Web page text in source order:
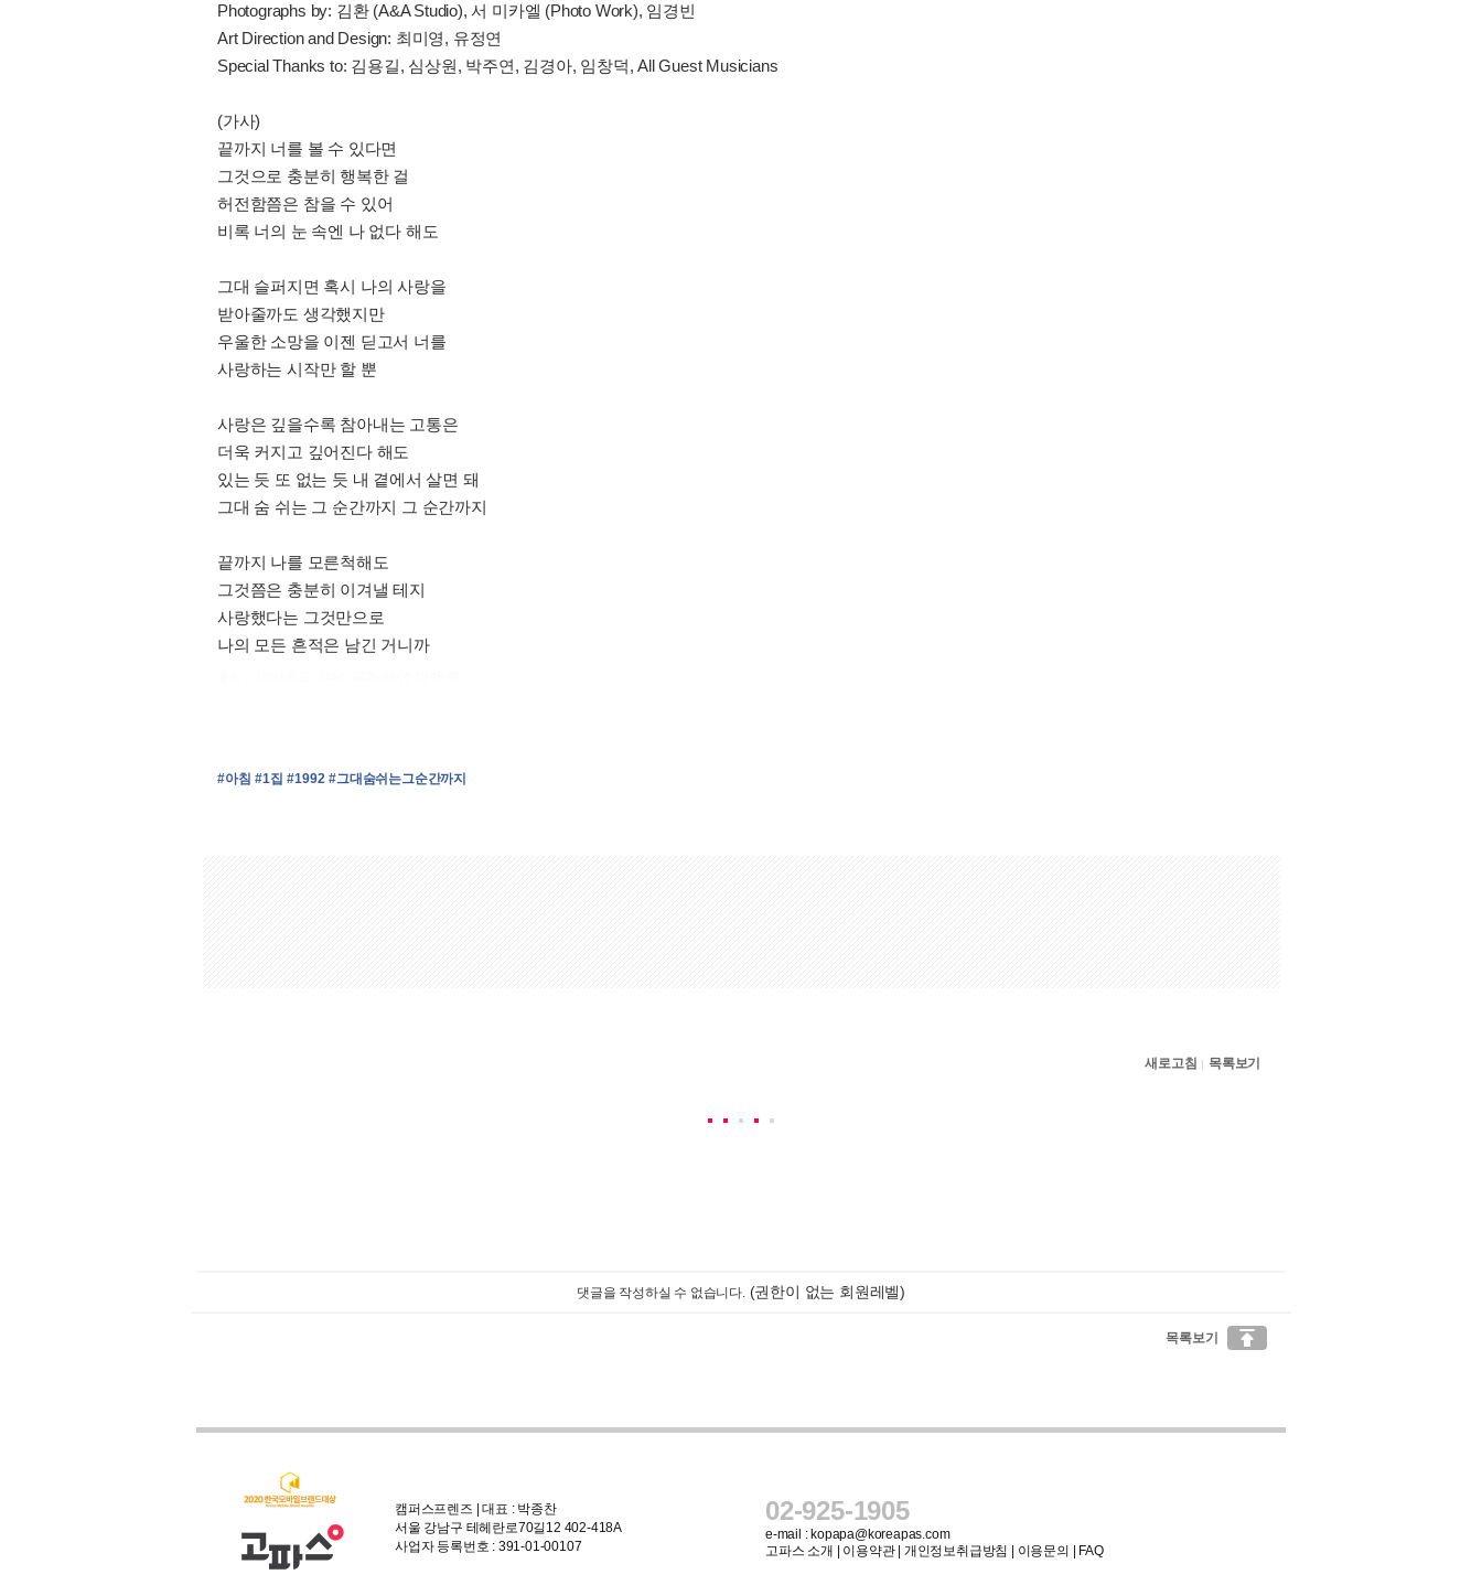
Photographs by: 김환 (A&A Studio), 서 미카엘 (Photo Work), 임경빈
Art Direction and Design: 최미영, 유정연
Special Thanks to: 김용길, 심상원, 박주연, 김경아, 임창덕, All Guest Musicians
(가사)
끝까지 너를 볼 수 있다면
그것으로 충분히 행복한 걸
허전함쯤은 참을 수 있어
비록 너의 눈 속엔 나 없다 해도
그대 슬퍼지면 혹시 나의 사랑을
받아줄까도 생각했지만
우울한 소망을 이젠 딛고서 너를
사랑하는 시작만 할 뿐
사랑은 깊을수록 참아내는 고통은
더욱 커지고 깊어진다 해도
있는 듯 또 없는 듯 내 곁에서 살면 돼
그대 숨 쉬는 그 순간까지 그 순간까지
끝까지 나를 모른척해도
그것쯤은 충분히 이겨낼 테지
사랑했다는 그것만으로
나의 모든 흔적은 남긴 거니까
#아침 #1집 #1992 #그대숨쉬는그순간까지
새로고침 | 목록보기
댓글을 작성하실 수 없습니다. (권한이 없는 회원레벨)
목록보기 
캠퍼스프렌즈 | 대표 : 박종찬
서울 강남구 테헤란로70길12 402-418A
사업자 등록번호 : 391-01-00107
02-925-1905
e-mail : kopapa@koreapas.com
고파스 소개
이용약관| 개인정보취급방침 이용문의 FAQ